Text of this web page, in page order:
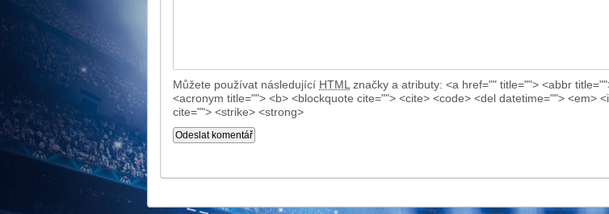
Můžete používat následující HTML značky a atributy: <a href="" title=""> <abbr
<acronym title=""> <b> <blockquote cite=""> <cite> <code> <del datetime=""> <em>
cite=""> <strike> <strong>